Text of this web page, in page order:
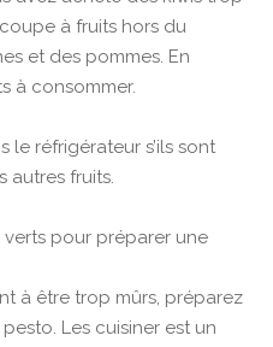
à fruits hors du
et des pommes. En
à consommer.
le réfrigérateur s’ils sont
autres fruits.
verts pour préparer une
à être trop mûrs, préparez
Les cuisiner est un